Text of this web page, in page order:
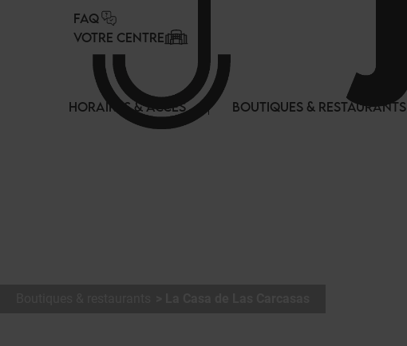
FAQ
VOTRE CENTRE
HORAIRES & ACCES BOUTIQUES & RESTAURANTS
Panneau de gestion des cookies